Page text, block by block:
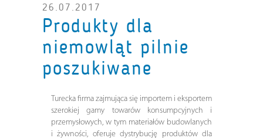
26.07.2017
Produkty dla
niemowląt pilnie
poszukiwane
Turecka firma zajmująca się importem i eksportem
szerokiej gamy towarów konsumpcyjnych i
przemysłowych, w tym materiałów budowlanych
i żywności, oferuje dystrybucję produktów dla